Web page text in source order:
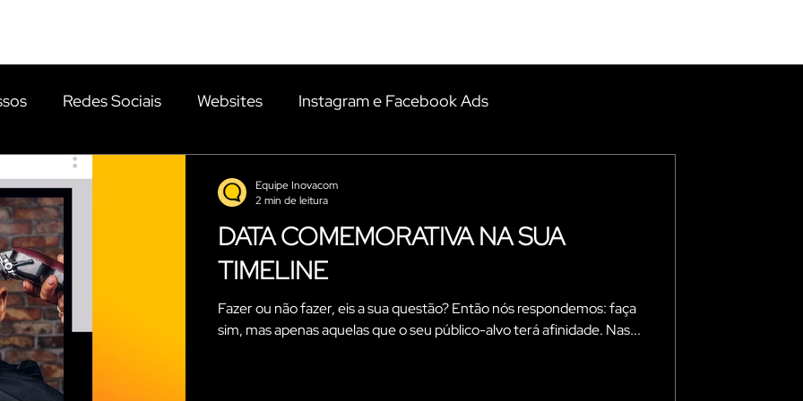
Redes Sociais Websites Instagram e Facebook Ads
Google Adwords
Garcia Depoimentos Chapi Produtora Gifts
Estratégia Empreendedorismo
DATA COMEMORATIVA NA SUA
TIMELINE
Fazer ou não fazer, eis a sua questão? Então nós respondemos: faça
sim, mas apenas aquelas que o seu público-alvo terá afinidade. Nas...
Equipe Inovacom
2 min de leitura